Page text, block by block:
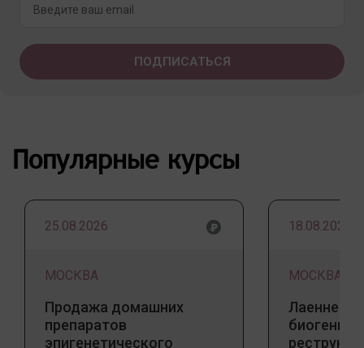
Популярные курсы
25.08.2026
МОСКВА
Продажа домашних
препаратов
эпигенетического
18.08.2026
МОСКВА
Лаеннек
биогенный